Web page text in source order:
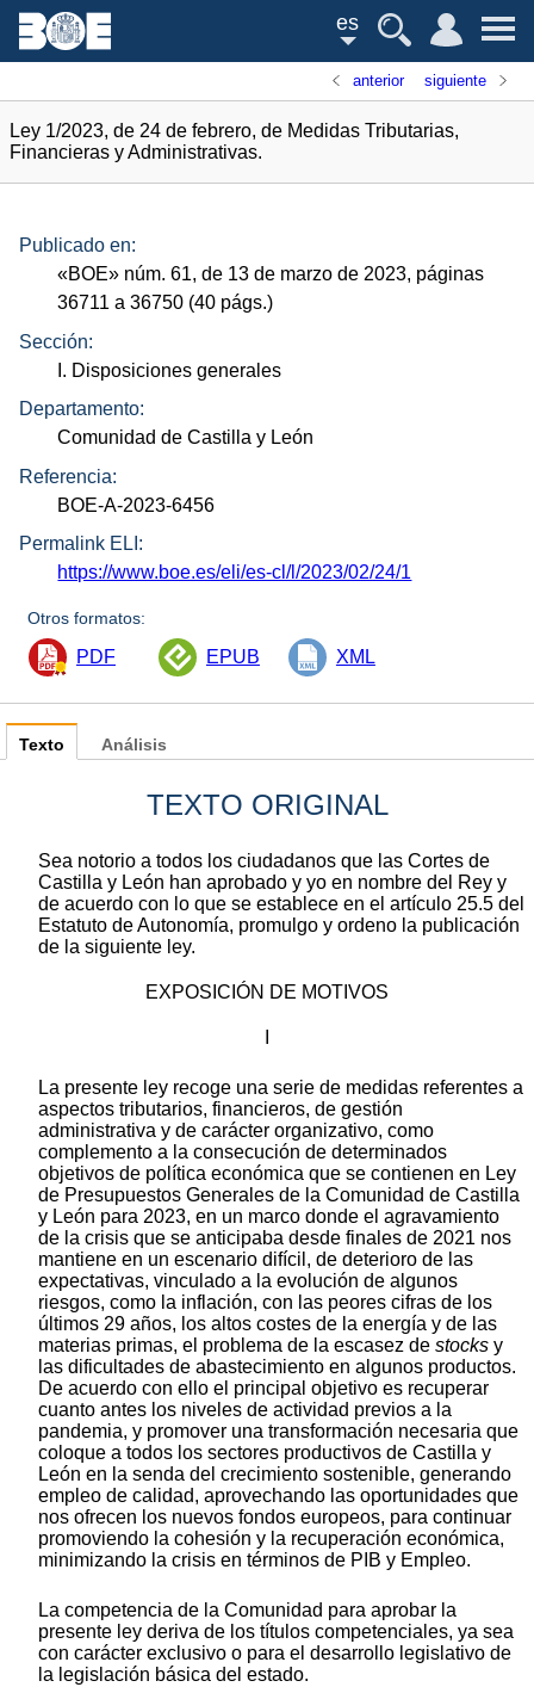
es
anterior siguiente
Ley 1/2023, de 24 de febrero, de Medidas Tributarias,
Financieras y Administrativas.
Publicado en:
«BOE» núm. 61, de 13 de marzo de 2023, páginas
36711 a 36750 (40 págs.)
Sección:
I. Disposiciones generales
Departamento:
Comunidad de Castilla y León
Referencia:
BOE-A-2023-6456
Permalink ELI:
https://www.boe.es/eli/es-cl/l/2023/02/24/1
Otros formatos:
PDF EPUB XML
Texto
TEXTO ORIGINAL
Sea notorio a todos los ciudadanos que las Cortes de
Castilla y León han aprobado y yo en nombre del Rey y
de acuerdo con lo que se establece en el artículo 25.5 del
Estatuto de Autonomía, promulgo y ordeno la publicación
de la siguiente ley.
EXPOSICIÓN DE MOTIVOS
La presente ley recoge una serie de medidas referentes a
aspectos tributarios, financieros, de gestión
administrativa y de carácter organizativo, como
complemento a la consecución de determinados
objetivos de política económica que se contienen en Ley
de Presupuestos Generales de la Comunidad de Castilla
y León para 2023, en un marco donde el agravamiento
de la crisis que se anticipaba desde finales de 2021 nos
mantiene en un escenario difícil, de deterioro de las
expectativas, vinculado a la evolución de algunos
riesgos, como la inflación, con las peores cifras de los
últimos 29 años, los altos costes de la energía y de las
materias primas, el problema de la escasez de stocks y
las dificultades de abastecimiento en algunos productos.
De acuerdo con ello el principal objetivo es recuperar
cuanto antes los niveles de actividad previos a la
pandemia, y promover una transformación necesaria que
coloque a todos los sectores productivos de Castilla y
León en la senda del crecimiento sostenible, generando
empleo de calidad, aprovechando las oportunidades que
nos ofrecen los nuevos fondos europeos, para continuar
promoviendo la cohesión y la recuperación económica,
minimizando la crisis en términos de PIB y Empleo.
La competencia de la Comunidad para aprobar la
presente ley deriva de los títulos competenciales, ya sea
con carácter exclusivo o para el desarrollo legislativo de
la legislación básica del estado.
Análisis